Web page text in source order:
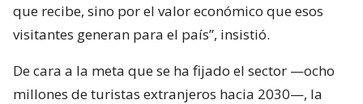
que recibe, sino por el valor económico que esos
visitantes generan para el país”, insistió.
De cara a la meta que se ha fijado el sector —ocho
millones de turistas extranjeros hacia 2030—, la